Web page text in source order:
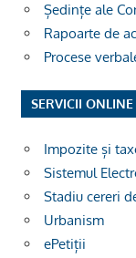
Ședințe ale
Rapoarte de
Procese
SERVICII ONLINE
Impozite și
Sistemul
Stadiu cereri
Urbanism
ePetiții